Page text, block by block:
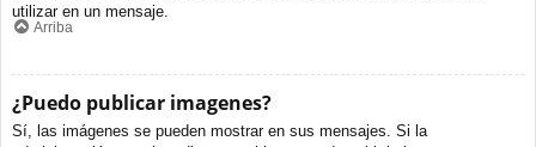
utilizar en un mensaje.
Arriba
¿Puedo publicar imagenes?
Sí, las imágenes se pueden mostrar en sus mensajes. Si la